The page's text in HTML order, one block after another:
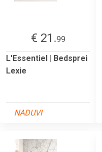
€ 21.99
L'Essentiel | Bedsprei
Lexie
NADUVI